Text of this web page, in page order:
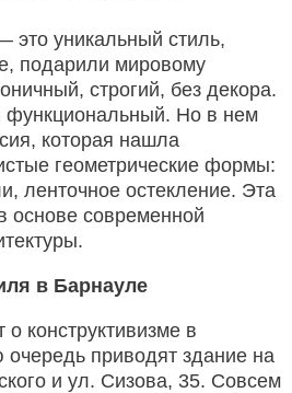
это уникальный стиль,
подарили мировому
строгий, без декора.
Но в нем
которая нашла
геометрические формы:
ленточное остекление. Эта
основе современной
в Барнауле
конструктивизме в
приводят здание на
и ул. Сизова, 35. Совсем